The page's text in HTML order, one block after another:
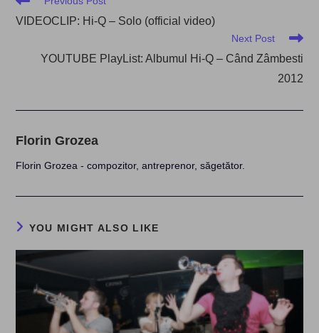
articles
VIDEOCLIP: Hi-Q – Solo (official video)
Next Post
YOUTUBE PlayList: Albumul Hi-Q – Când Zâmbesti
2012
Florin Grozea
Florin Grozea - compozitor, antreprenor, săgetător.
YOU MIGHT ALSO LIKE